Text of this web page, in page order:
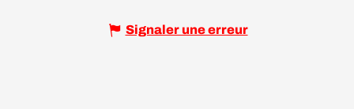
Signaler une erreur